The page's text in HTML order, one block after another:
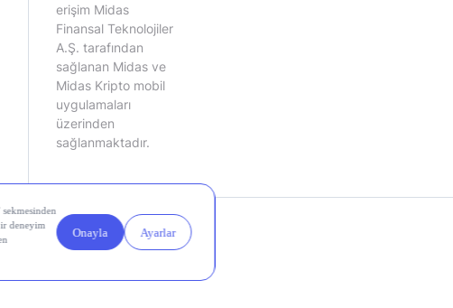
erişim Midas
Finansal Teknolojiler
A.Ş. tarafından
sağlanan Midas ve
Midas Kripto mobil
uygulamaları
üzerinden
sağlanmaktadır.
Yasal
Çerez